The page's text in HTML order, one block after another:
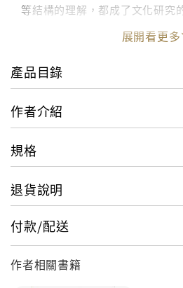
等結構的理解，都成了文化研究
不單單是概括性地介紹，還有著
各家之長，從理論到實務面向的
具廣度與深度的資訊。
展開看更多
產品目錄
作者介紹
規格
退貨說明
付款/配送
作者相關書籍